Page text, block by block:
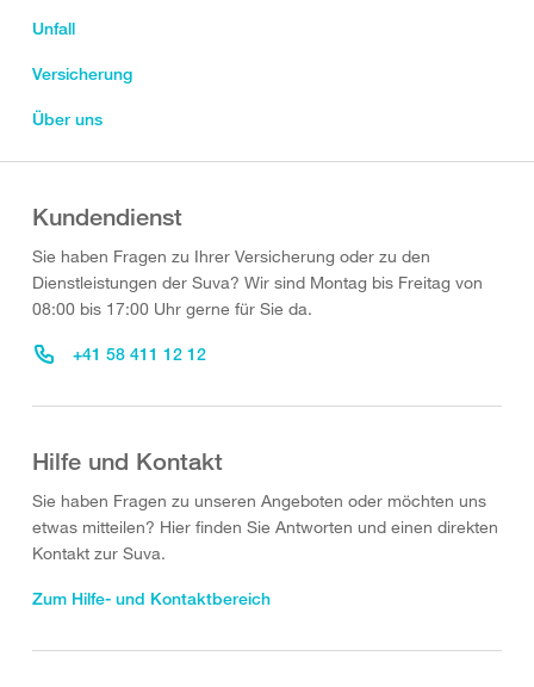
Unfall
Versicherung
Über uns
Kundendienst
Sie haben Fragen zu Ihrer Versicherung oder zu den
Dienstleistungen der Suva? Wir sind Montag bis Freitag von
08:00 bis 17:00 Uhr gerne für Sie da.
+41 58 411 12 12
Hilfe und Kontakt
Sie haben Fragen zu unseren Angeboten oder möchten uns
etwas mitteilen? Hier finden Sie Antworten und einen direkten
Kontakt zur Suva.
Zum Hilfe- und Kontaktbereich